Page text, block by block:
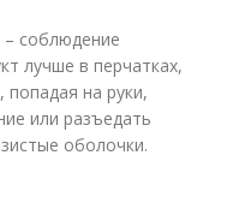
соблюдение
лучше в перчатках,
попадая на руки,
или разъедать
оболочки.